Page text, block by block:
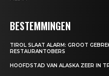
BESTEMMINGEN
TIROL SLAAT ALARM: GROOT
RESTAURANTOBERS
HOOFDSTAD VAN ALASKA ZEER IN